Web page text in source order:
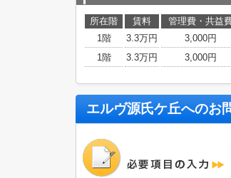
所在階 賃料 管理費・共益
1階
3.3万円 3,000円
1階
3.3万円 3,000円
エルヴ源氏ケ丘へのお